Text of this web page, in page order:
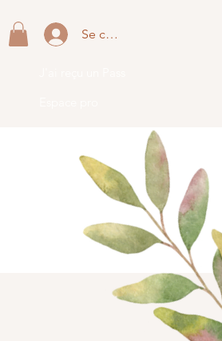
Se connecter